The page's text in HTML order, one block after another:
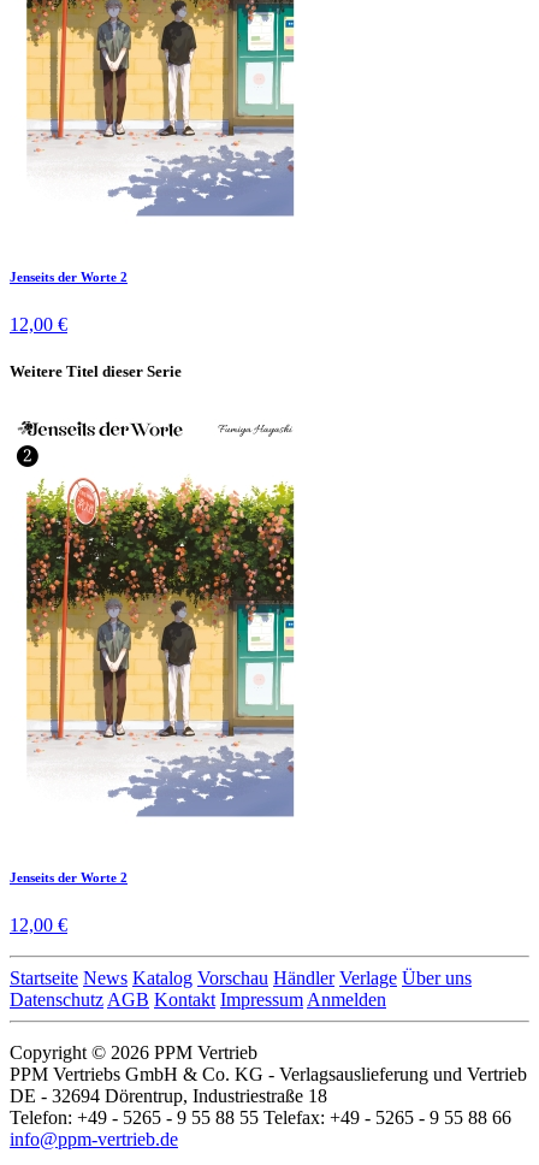
Jenseits der Worte 2
12,00 €
Weitere Titel dieser Serie
Jenseits der Worte 2
12,00 €
Startseite News Katalog Vorschau Händler Verlage Über uns
Datenschutz AGB Kontakt Impressum Anmelden
Copyright © 2026 PPM Vertrieb
PPM Vertriebs GmbH & Co. KG - Verlagsauslieferung und Vertrieb
DE - 32694 Dörentrup, Industriestraße 18
Telefon: +49 - 5265 - 9 55 88 55 Telefax: +49 - 5265 - 9 55 88 66
info@ppm-vertrieb.de